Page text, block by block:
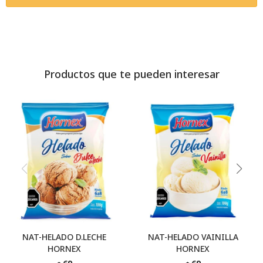
Productos que te pueden interesar
NAT-HELADO D.LECHE
HORNEX
NAT-HELADO VAINILLA
HORNEX